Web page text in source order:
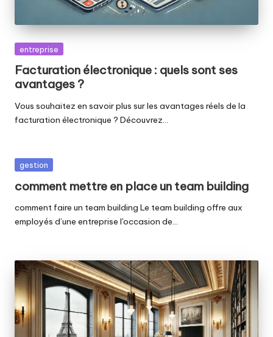
Posted
entreprise
Facturation électronique : quels sont ses
avantages ?
Vous souhaitez en savoir plus sur les avantages réels de la
facturation électronique ? Découvrez…
Posted
gestion
comment mettre en place un team building
comment faire un team building Le team building offre aux
employés d’une entreprise l'occasion de…